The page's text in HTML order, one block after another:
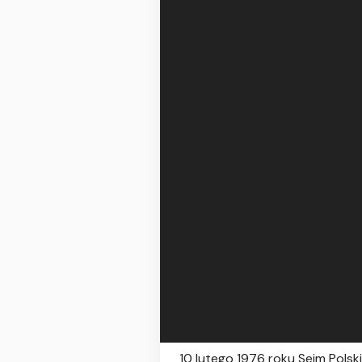
10 lutego 1976 roku Sejm